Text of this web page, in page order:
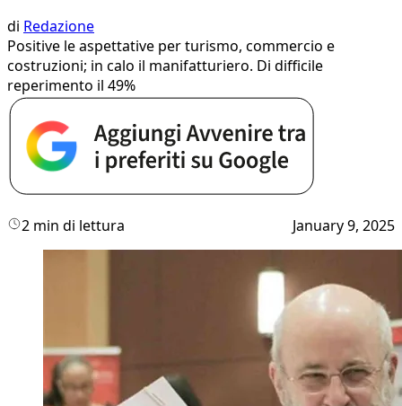
di Redazione
Positive le aspettative per turismo, commercio e
costruzioni; in calo il manifatturiero. Di difficile
reperimento il 49%
2 min di lettura January 9, 2025